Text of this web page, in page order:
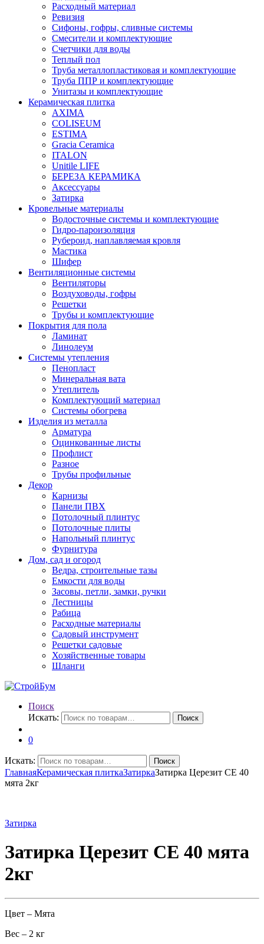
Расходный материал
Ревизия
Сифоны, гофры, сливные системы
Смесители и комплектующие
Счетчики для воды
Теплый пол
Труба металлопластиковая и комплектующие
Труба ППР и комплектующие
Унитазы и комплектующие
Керамическая плитка
AXIMA
COLISEUM
ESTIMA
Gracia Ceramica
ITALON
Unitile LIFE
БЕРЕЗА КЕРАМИКА
Аксессуары
Затирка
Кровельные материалы
Водосточные системы и комплектующие
Гидро-пароизоляция
Рубероид, наплавляемая кровля
Мастика
Шифер
Вентиляционные системы
Вентиляторы
Воздуховоды, гофры
Решетки
Трубы и комплектующие
Покрытия для пола
Ламинат
Линолеум
Системы утепления
Пенопласт
Минеральная вата
Утеплитель
Комплектующий материал
Системы обогрева
Изделия из металла
Арматура
Оцинкованные листы
Профлист
Разное
Трубы профильные
Декор
Карнизы
Панели ПВХ
Потолочный плинтус
Потолочные плиты
Напольный плинтус
Фурнитура
Дом, сад и огород
Ведра, строительные тазы
Емкости для воды
Засовы, петли, замки, ручки
Лестницы
Рабица
Расходные материалы
Садовый инструмент
Решетки садовые
Хозяйственные товары
Шланги
Поиск
Искать:
Поиск
0
Искать: Поиск
ГлавнаяКерамическая плиткаЗатиркаЗатирка Церезит СЕ 40
мята 2кг
Затирка
Затирка Церезит СЕ 40 мята
2кг
Цвет – Мята
Вес – 2 кг